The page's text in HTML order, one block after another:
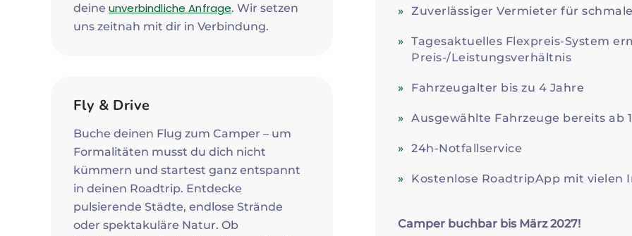
Zuverlässiger Vermieter für
Tagesaktuelles Flexpreis-System
Preis-/Leistungsverhältnis
Fahrzeugalter bis zu 4 Jahre
Ausgewählte Fahrzeuge bereits ab
24h-Notfallservice
Kostenlose RoadtripApp mit vielen
Camper buchbar bis März 2027!
deine unverbindliche Anfrage. Wir setzen
uns zeitnah mit dir in Verbindung.
Fly & Drive
Buche deinen Flug zum Camper – um
Formalitäten musst du dich nicht
kümmern und startest ganz entspannt
in deinen Roadtrip. Entdecke
pulsierende Städte, endlose Strände
oder spektakuläre Natur. Ob